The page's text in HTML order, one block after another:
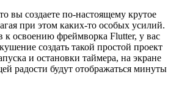
вы создаете по-настоящему крутое
при этом каких-то особых усилий.
освоению фреймворка Flutter, у вас
создать такой простой проект
и остановки таймера, на экране
радости будут отображаться минуты